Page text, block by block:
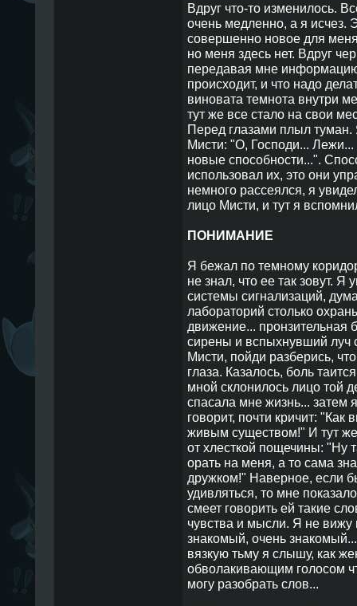
Вдруг что-то изменилось.
очень медленно, а я исчез.
совершенно новое для
но меня здесь нет. Вдруг
передавая мне
происходит, и что надо
виновата темнота внутри
тут же все стало на свои
Перед глазами плыл
Мисти: "О, Господи...
новые способности...".
использовал их, это они
немного рассеялся, я
лицо Мисти, и тут я
ПОНИМАНИЕ
Я бежал по темному
не знал, что ее так зовут. Я
системы сигнализаций,
лабораторий столько
движение... пронзительная
сирены и вспыхнувший луч
Мисти, пойди разберись,
глаза. Казалось, боль
мной склонилось лицо той
спасала мне жизнь... затем
говорит, почти кричит: "Как
живым существом!" И тут же
от хлесткой пощечины: "Ну
орать на меня, а то сама
дружком!" Наверное, если
удивляться, то мне
смеет говорить ей такие
чувства и мысли. Я не вижу
знакомый, очень
вязкую тьму я слышу, как
обволакивающим голосом
могу разобрать слов...